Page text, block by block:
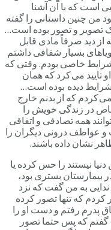
است که با آن آشنا
من چنین داستانی را گفته
یک تصویر و تصور بوده است…
دید صرفاً مادی قابل
بسیار شفافی داشتم
خاصی بودم. وقتی که
تایید می کرد که همان
دیده بوده است…
کردم که از بدنم خارج
در زندگی خویش را
همه تصادفی و اتفاقی
عواطف درونی دیگران را
نشان داده باشند.
نیستند را حس کرده یا
بیمارستان بستری بود،
ندایی به من گفت که نزد
کردم که تنها تصور کرده
پدرم رفتم و دست او را
گفتم که پس حتما تصور